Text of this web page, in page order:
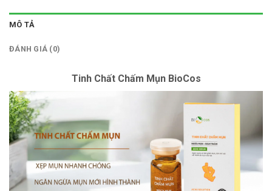
MÔ TẢ
ĐÁNH GIÁ (0)
Tinh Chất Chấm Mụn BioCos